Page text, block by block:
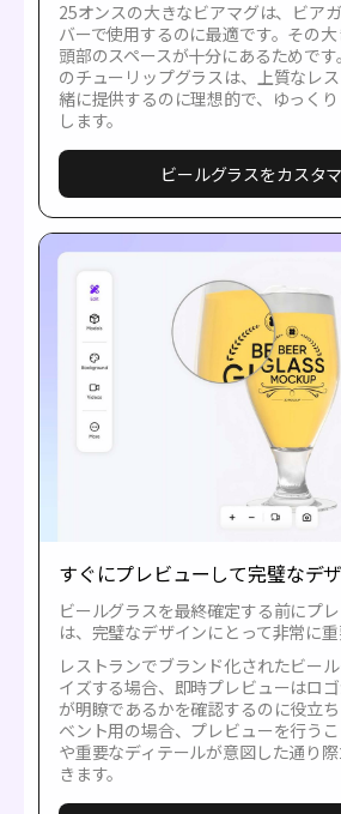
25オンスの大きなビアマグは、ビア
バーで使用するのに最適です。その
頭部のスペースが十分にあるためで
のチューリップグラスは、上質なレ
緒に提供するのに理想的で、ゆっく
します。
ビールグラスをカスタ
すぐにプレビューして完璧なデ
ビールグラスを最終確定する前にプ
は、完璧なデザインにとって非常に重
レストランでブランド化されたビー
イズする場合、即時プレビューはロ
が明瞭であるかを確認するのに役立
ベント用の場合、プレビューを行う
や重要なディテールが意図した通り
きます。